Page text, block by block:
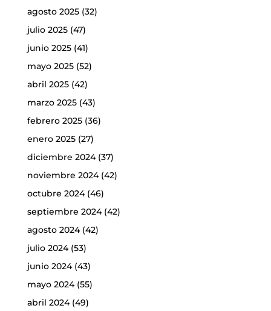
agosto 2025(32)
julio 2025(47)
junio 2025(41)
mayo 2025(52)
abril 2025(42)
marzo 2025(43)
febrero 2025(36)
enero 2025(27)
diciembre 2024(37)
noviembre 2024(42)
octubre 2024(46)
septiembre 2024(42)
agosto 2024(42)
julio 2024(53)
junio 2024(43)
mayo 2024(55)
abril 2024(49)